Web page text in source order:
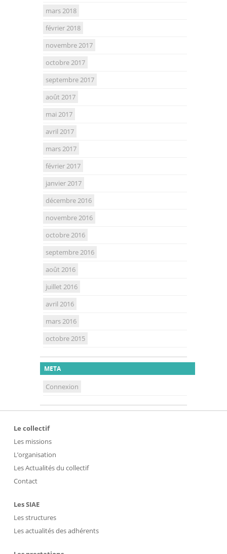
mars 2018
février 2018
novembre 2017
octobre 2017
septembre 2017
août 2017
mai 2017
avril 2017
mars 2017
février 2017
janvier 2017
décembre 2016
novembre 2016
octobre 2016
septembre 2016
août 2016
juillet 2016
avril 2016
mars 2016
octobre 2015
META
Connexion
Le collectif
Les missions
L’organisation
Les Actualités du collectif
Contact
Les SIAE
Les structures
Les actualités des adhérents